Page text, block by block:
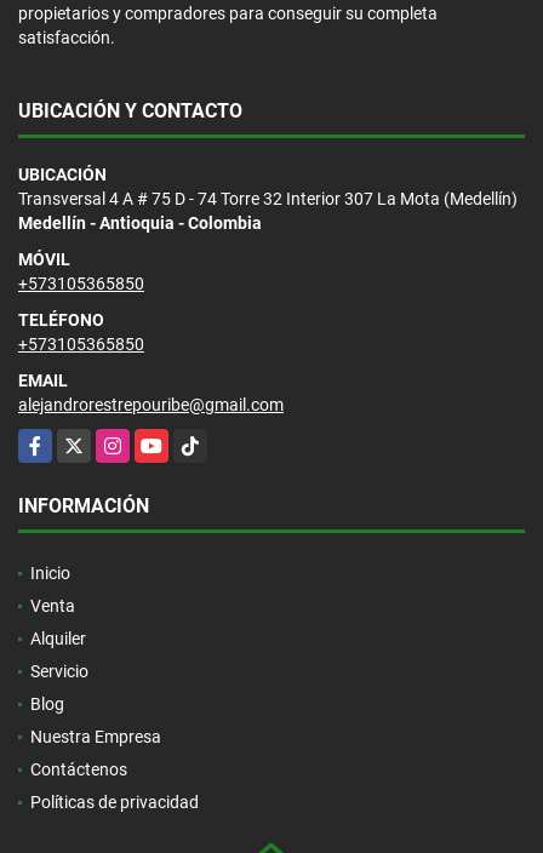
propietarios y compradores para conseguir su completa
satisfacción.
UBICACIÓN Y CONTACTO
UBICACIÓN
Transversal 4 A # 75 D - 74 Torre 32 Interior 307 La Mota (Medellín)
Medellín - Antioquia - Colombia
MÓVIL
+573105365850
TELÉFONO
+573105365850
EMAIL
alejandrorestrepouribe@gmail.com
Facebook
X InstagramYouTubeTikTok
INFORMACIÓN
Inicio
Venta
Alquiler
Servicio
Blog
Nuestra Empresa
Contáctenos
Políticas de privacidad